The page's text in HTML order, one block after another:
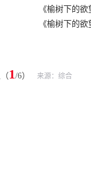
《榆树下的
《榆树下的
（1/6） 来源：综合